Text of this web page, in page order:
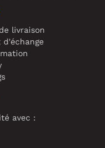
livraison
avec :